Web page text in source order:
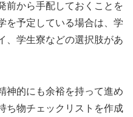
前から手配しておくことを
を予定している場合は、学
、学生寮などの選択肢があ
神的にも余裕を持って進め
ち物チェックリストを作成